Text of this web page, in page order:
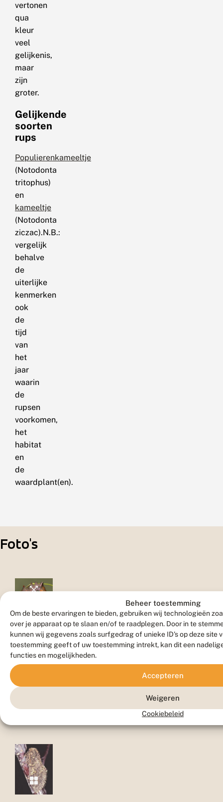
Beheer toestemming
Om de beste ervaringen te bieden, gebruiken wij technologieën
over je apparaat op te slaan en/of te raadplegen. Door in te
kunnen wij gegevens zoals surfgedrag of unieke ID's op deze site
toestemming geeft of uw toestemming intrekt, kan dit een
functies en mogelijkheden.
Accepteren
Weigeren
Cookiebeleid
vertonen
qua
kleur
veel
gelijkenis,
maar
zijn
groter.
Gelijkende
soorten
rups
Populierenkameeltje
(Notodonta
tritophus)
en
kameeltje
(Notodonta
ziczac).N.B.:
vergelijk
behalve
de
uiterlijke
kenmerken
ook
de
tijd
van
het
jaar
waarin
de
rupsen
voorkomen,
het
habitat
en
de
waardplant(en).
Foto's
Rups